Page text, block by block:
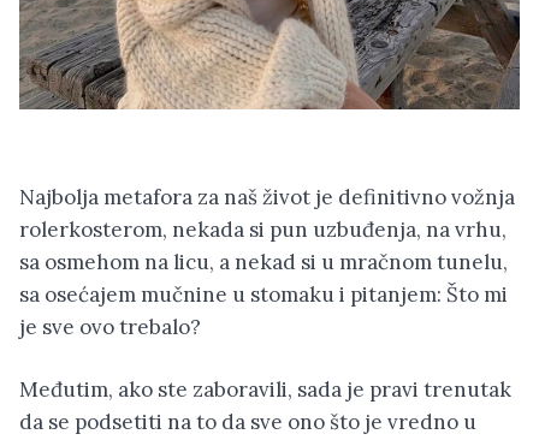
Najbolja metafora za naš život je definitivno vožnja
rolerkosterom, nekada si pun uzbuđenja, na vrhu,
sa osmehom na licu, a nekad si u mračnom tunelu,
sa osećajem mučnine u stomaku i pitanjem: Što mi
je sve ovo trebalo?
Međutim, ako ste zaboravili, sada je pravi trenutak
da se podsetiti na to da sve ono što je vredno u